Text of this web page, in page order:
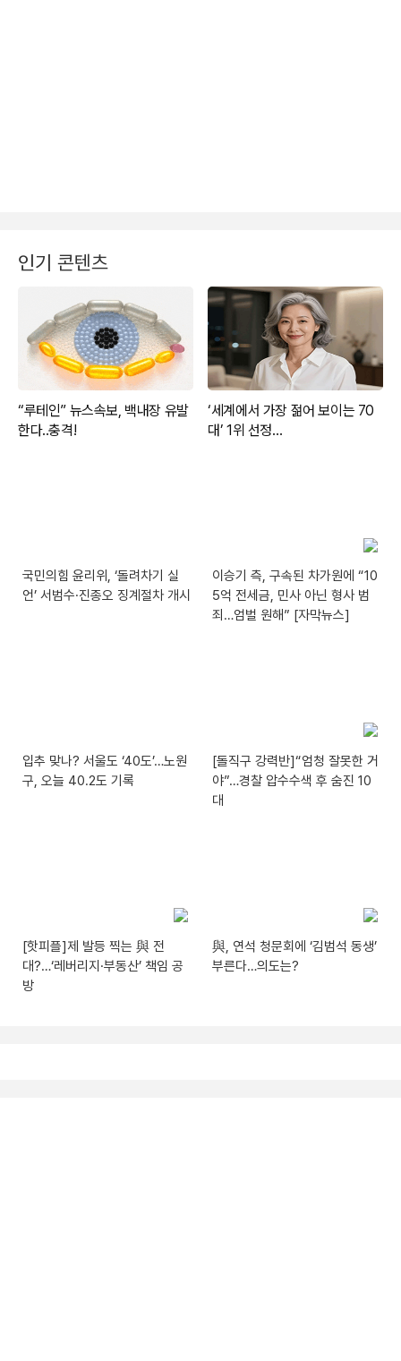
인기 콘텐츠
국민의힘 윤리위, ‘돌려차기 실
언’ 서범수·진종오 징계절차 개시
이승기 측, 구속된 차가원에 “10
5억 전세금, 민사 아닌 형사 범
죄…엄벌 원해” [자막뉴스]
입추 맞나? 서울도 ‘40도’…노원
구, 오늘 40.2도 기록
[돌직구 강력반]“엄청 잘못한 거
야”…경찰 압수수색 후 숨진 10
대
[핫피플]제 발등 찍는 與 전
대?…‘레버리지·부동산’ 책임 공
방
與, 연석 청문회에 ‘김범석 동생’
부른다…의도는?